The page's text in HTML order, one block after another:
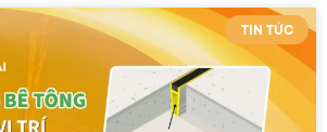
TIN TỨC